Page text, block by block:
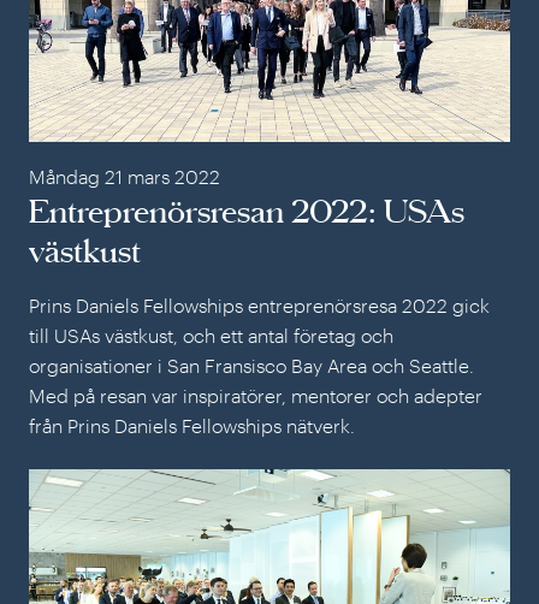
Måndag 21 mars 2022
Entreprenörsresan 2022: USAs
västkust
Prins Daniels Fellowships entreprenörsresa 2022 gick
till USAs västkust, och ett antal företag och
organisationer i San Fransisco Bay Area och Seattle.
Med på resan var inspiratörer, mentorer och adepter
från Prins Daniels Fellowships nätverk.